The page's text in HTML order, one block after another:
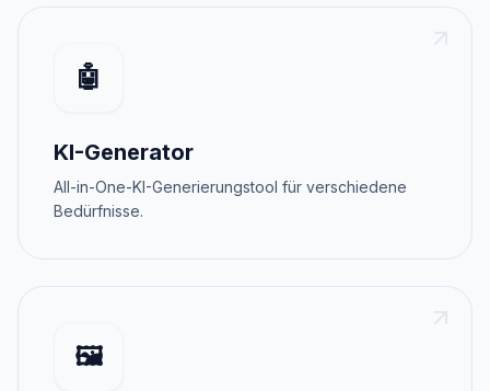
🤖
KI-Generator
All-in-One-KI-Generierungstool für verschiedene
Bedürfnisse.
🖼️